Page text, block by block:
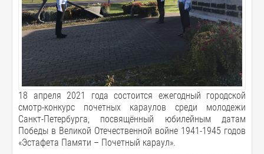
18 апреля 2021 года состоится ежегодный городской
смотр-конкурс почетных караулов среди молодежи
Санкт-Петербурга, посвящённый юбилейным датам
Победы в Великой Отечественной войне 1941-1945 годов
«Эстафета Памяти – Почетный караул».